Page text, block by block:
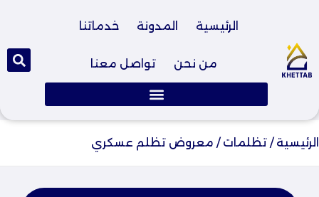
الرئيسية المدونة خدماتنا
من نحن تواصل معنا
الرئيسية / تظلمات / معروض تظلم عسكري